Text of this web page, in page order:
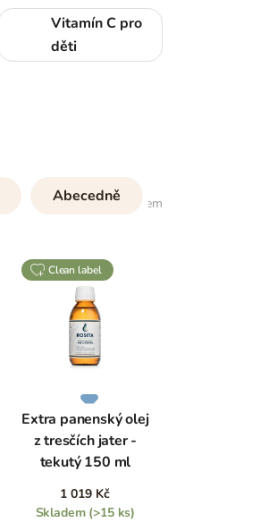
Vitamín C pro
děti
88položek celkem
Abecedně
clean label
Extra panenský olej
z tresčích jater -
tekutý 150 ml
1 019 Kč
Skladem (>15 ks)